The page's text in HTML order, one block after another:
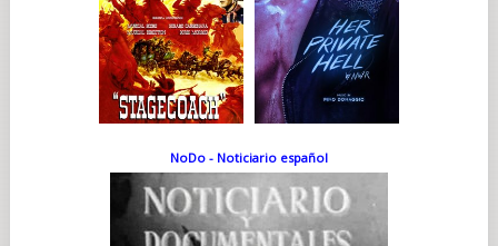
NoDo - Noticiario español